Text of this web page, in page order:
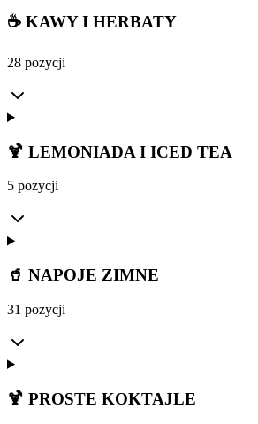
☕ KAWY I HERBATY
28 pozycji
🍹 LEMONIADA I ICED TEA
5 pozycji
🥤 NAPOJE ZIMNE
31 pozycji
🍹 PROSTE KOKTAJLE